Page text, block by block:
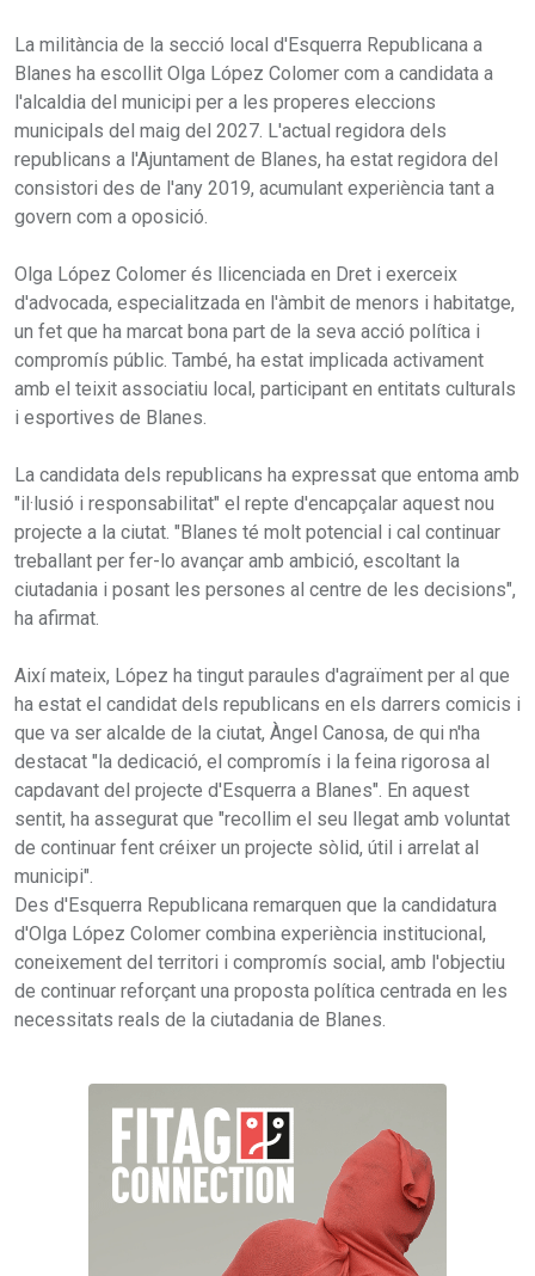
La militància de la secció local d'Esquerra Republicana a
Blanes ha escollit Olga López Colomer com a candidata a
l'alcaldia del municipi per a les properes eleccions
municipals del maig del 2027. L'actual regidora dels
republicans a l'Ajuntament de Blanes, ha estat regidora del
consistori des de l'any 2019, acumulant experiència tant a
govern com a oposició.
Olga López Colomer és llicenciada en Dret i exerceix
d'advocada, especialitzada en l'àmbit de menors i habitatge,
un fet que ha marcat bona part de la seva acció política i
compromís públic. També, ha estat implicada activament
amb el teixit associatiu local, participant en entitats culturals
i esportives de Blanes.
La candidata dels republicans ha expressat que entoma amb
"il·lusió i responsabilitat" el repte d'encapçalar aquest nou
projecte a la ciutat. "Blanes té molt potencial i cal continuar
treballant per fer-lo avançar amb ambició, escoltant la
ciutadania i posant les persones al centre de les decisions",
ha afirmat.
Així mateix, López ha tingut paraules d'agraïment per al que
ha estat el candidat dels republicans en els darrers comicis i
que va ser alcalde de la ciutat, Àngel Canosa, de qui n'ha
destacat "la dedicació, el compromís i la feina rigorosa al
capdavant del projecte d'Esquerra a Blanes". En aquest
sentit, ha assegurat que "recollim el seu llegat amb voluntat
de continuar fent créixer un projecte sòlid, útil i arrelat al
municipi".
Des d'Esquerra Republicana remarquen que la candidatura
d'Olga López Colomer combina experiència institucional,
coneixement del territori i compromís social, amb l'objectiu
de continuar reforçant una proposta política centrada en les
necessitats reals de la ciutadania de Blanes.